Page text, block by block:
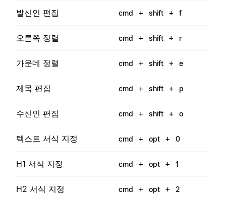
발신인 편집 cmd + shift + f
오른쪽 정렬 cmd + shift + r
가운데 정렬 cmd + shift + e
제목 편집 cmd + shift + p
수신인 편집 cmd + shift + o
텍스트 서식 지정 cmd + opt + 0
H1 서식 지정 cmd + opt + 1
H2 서식 지정 cmd + opt + 2